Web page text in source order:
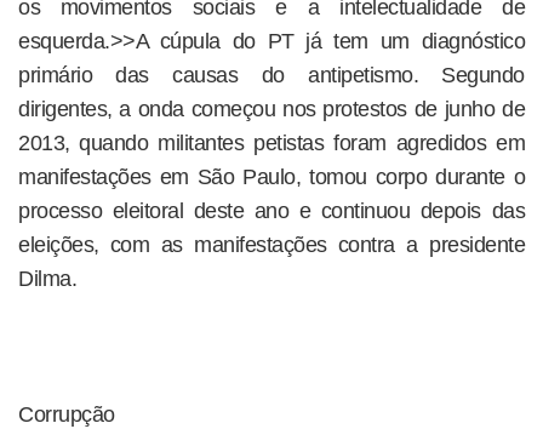
os movimentos sociais e a intelectualidade de
esquerda.>>A cúpula do PT já tem um diagnóstico
primário das causas do antipetismo. Segundo
dirigentes, a onda começou nos protestos de junho de
2013, quando militantes petistas foram agredidos em
manifestações em São Paulo, tomou corpo durante o
processo eleitoral deste ano e continuou depois das
eleições, com as manifestações contra a presidente
Dilma.
Corrupção